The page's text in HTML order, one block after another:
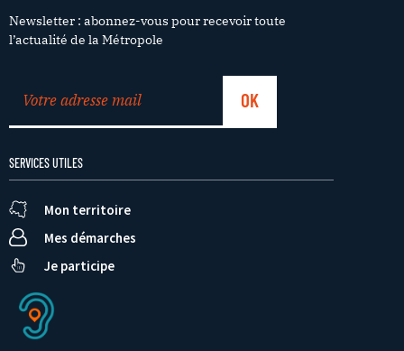
Newsletter : abonnez-vous pour recevoir toute
l’actualité de la Métropole
SERVICES UTILES
Mon territoire
Mes démarches
Je participe